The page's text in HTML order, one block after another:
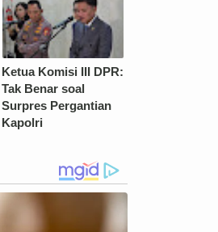
Ketua Komisi III DPR:
Tak Benar soal
Surpres Pergantian
Kapolri